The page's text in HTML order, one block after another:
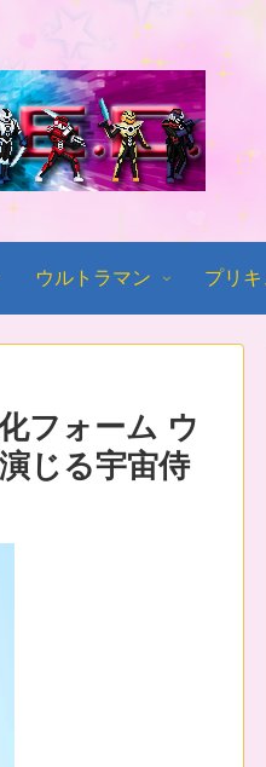
ウルトラマン プリキ
フォーム ウ
じる宇宙侍